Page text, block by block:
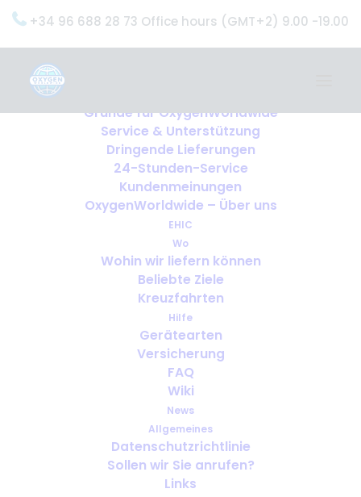
+34 96 688 28 73 Office hours (GMT+2) 9.00 -19.00
Gründe für OxygenWorldwide
Service & Unterstützung
Dringende Lieferungen
24-Stunden-Service
Kundenmeinungen
OxygenWorldwide – Über uns
EHIC
Wo
Wohin wir liefern können
Beliebte Ziele
Kreuzfahrten
Hilfe
Gerätearten
Versicherung
FAQ
Wiki
News
Allgemeines
Datenschutzrichtlinie
Sollen wir Sie anrufen?
Links
Geschäftsreisen mit medizinischem